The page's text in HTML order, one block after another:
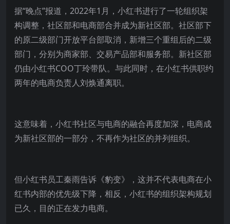
据“晚点”报道，2022年1月，小红书进行了一轮组织架
构调整，社区部和电商部合并成为新社区部。社区部下
的原二级部门开放平台部取消，新增三个重组后的二级
部门，分别为商家部、交易产品部和服务部。新社区部
仍由小红书COO丁玲带队。与此同时，在小红书供职约
两年的电商负责人刘焕通离职。
这意味着，小红书社区与电商的融合再度加深，电商成
为新社区部的一部分，不再作为社区的并列组织。
但小红书员工秦雨告诉《豹变》，这并不代表电商在小
红书内部的优先级下降，相反，小红书的组织架构规划
已久，目的正在发力电商。